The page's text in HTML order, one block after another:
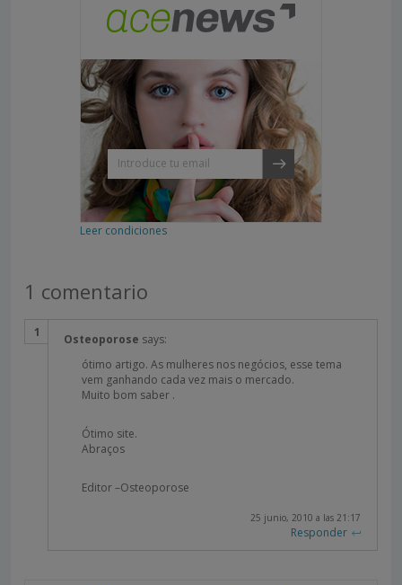
Leer condiciones
1 comentario
Osteoporose says:
25 junio, 2010 a las 21:17
ótimo artigo. As mulheres nos negócios, esse tema
vem ganhando cada vez mais o mercado.
Muito bom saber .
Ótimo site.
Abraços
Editor –Osteoporose
Responder